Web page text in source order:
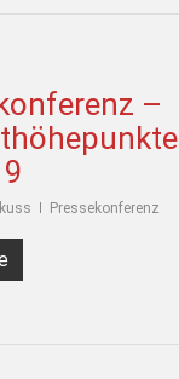
–
Pressekonferenz